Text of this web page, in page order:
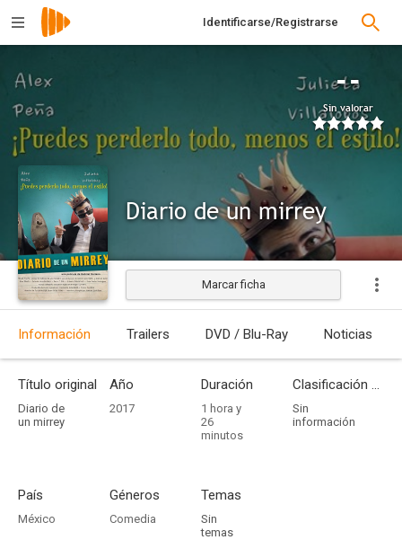
Identificarse/Registrarse
--
Sin valorar
Diario de un mirrey
Marcar ficha
Información Trailers DVD / Blu-Ray Noticias
Título original
Diario de
un mirrey
Año
2017
Duración
1 hora y
26
minutos
Clasificación por edades
Sin
información
País
México
Géneros
Comedia
Temas
Sin
temas